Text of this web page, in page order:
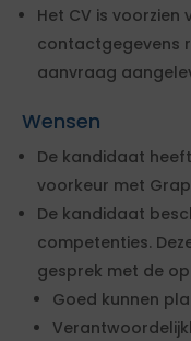
Het CV is
contactgegevens
aanvraag
Wensen
De kandidaat
voorkeur met
De kandidaat
competenties.
gesprek met de
Goed kunnen